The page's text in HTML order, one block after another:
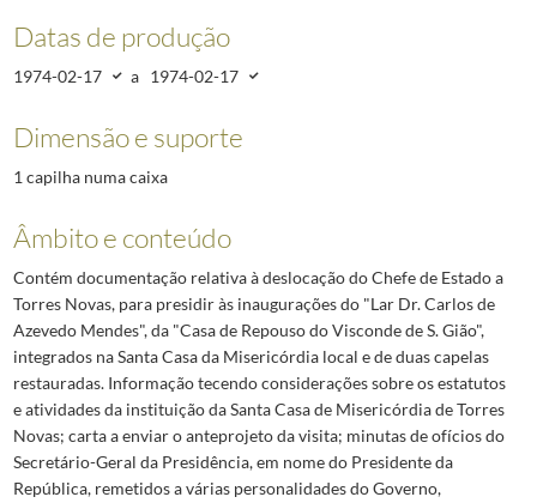
Datas de produção
1974-02-17 a 1974-02-17
Dimensão e suporte
1 capilha numa caixa
Âmbito e conteúdo
Contém documentação relativa à deslocação do Chefe de Estado a
Torres Novas, para presidir às inaugurações do "Lar Dr. Carlos de
Azevedo Mendes", da "Casa de Repouso do Visconde de S. Gião",
integrados na Santa Casa da Misericórdia local e de duas capelas
restauradas. Informação tecendo considerações sobre os estatutos
e atividades da instituição da Santa Casa de Misericórdia de Torres
Novas; carta a enviar o anteprojeto da visita; minutas de ofícios do
Secretário-Geral da Presidência, em nome do Presidente da
República, remetidos a várias personalidades do Governo,